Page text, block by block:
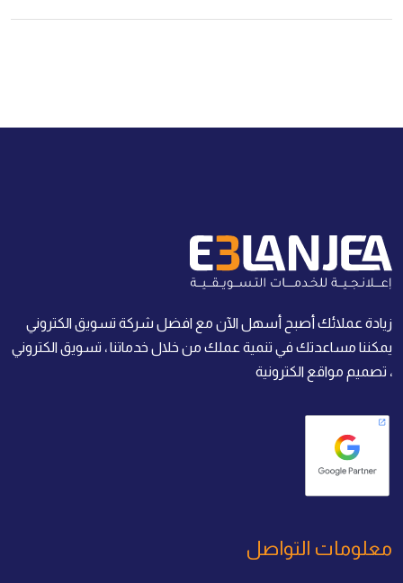
زيادة عملائك أصبح أسهل الآن مع افضل شركة تسويق الكتروني
يمكننا مساعدتك في تنمية عملك من خلال خدماتنا ، تسويق الكتروني
، تصميم مواقع الكترونية
معلومات التواصل